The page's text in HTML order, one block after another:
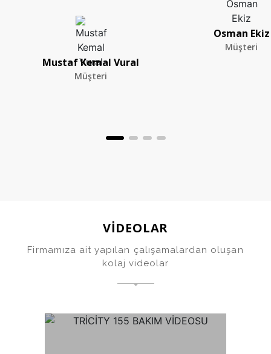
Mustaf Kemal Vural
Müşteri
Osman Ekiz
Müşteri
VİDEOLAR
Firmamıza ait yapılan çalışamalardan oluşan
kolaj videolar